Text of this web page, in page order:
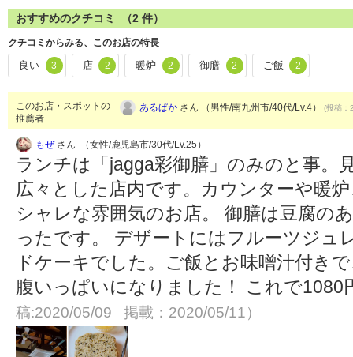
おすすめのクチコミ （2 件）
クチコミからみる、このお店の特長
良い 3 店 2 暖炉 2 御膳 2 ご飯 2
このお店・スポットの
推薦者
あるぱか さん （男性/南九州市/40代/Lv.4） (投稿
もぜさん （女性/鹿児島市/30代/Lv.25）
ランチは「jagga彩御膳」のみのと事。
広々とした店内です。カウンターや暖
シャレな雰囲気のお店。 御膳は豆腐の
ったです。 デザートにはフルーツジュ
ドケーキでした。ご飯とお味噌汁付き
腹いっぱいになりました！ これで
稿:2020/05/09 掲載：2020/05/11）